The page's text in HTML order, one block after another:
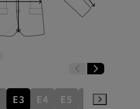
E3 E4 E5 E6